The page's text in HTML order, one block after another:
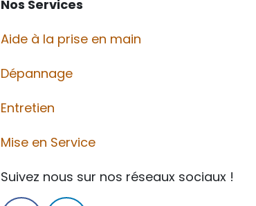
Aide à la prise en main
Dépannage
Entretien
Mise en Service
Nos Services
Suivez nous sur nos réseaux sociaux !